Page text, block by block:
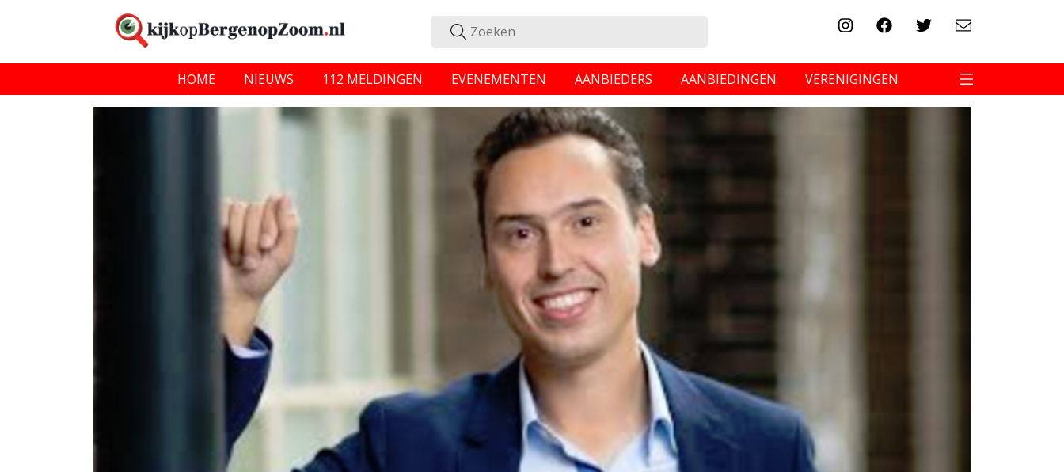
HOME NIEUWS 112 MELDINGEN EVENEMENTEN AANBIEDERS AANBIEDINGEN VERENIGINGEN